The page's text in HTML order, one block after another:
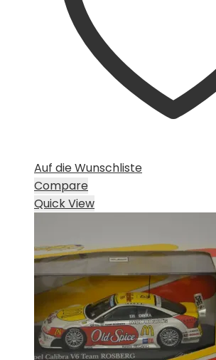
Auf die Wunschliste
Compare
Quick View